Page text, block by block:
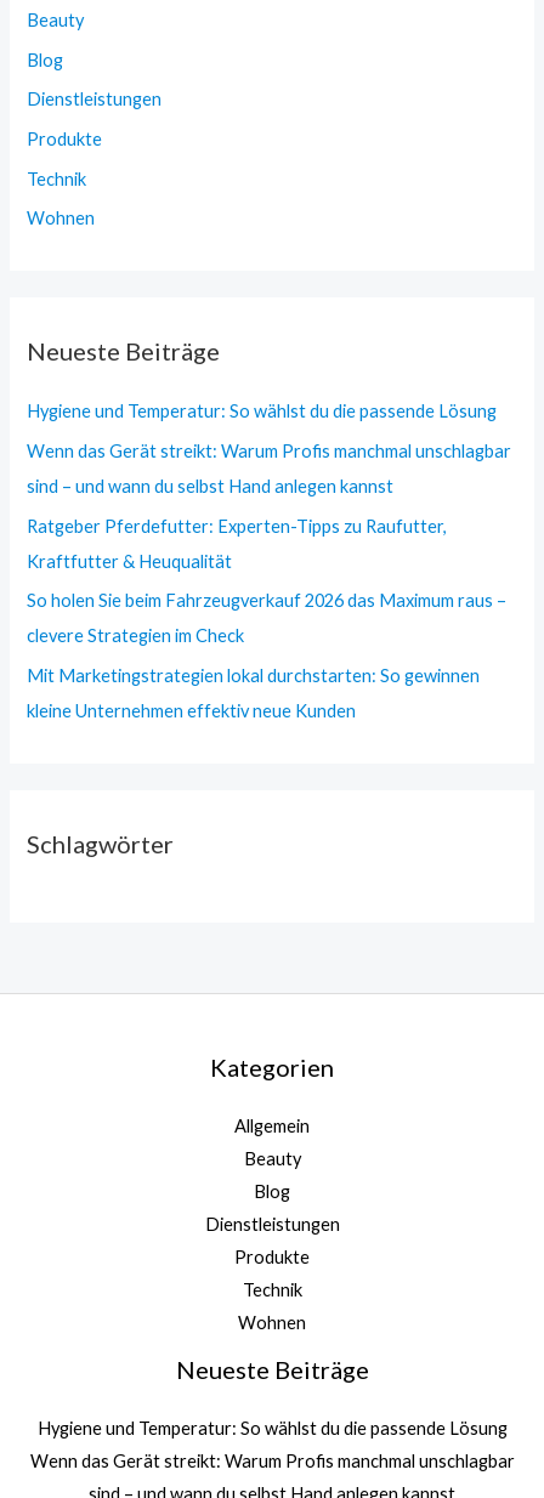
Beauty
Blog
Dienstleistungen
Produkte
Technik
Wohnen
Neueste Beiträge
Hygiene und Temperatur: So wählst du die passende Lösung
Wenn das Gerät streikt: Warum Profis manchmal unschlagbar
sind – und wann du selbst Hand anlegen kannst
Ratgeber Pferdefutter: Experten-Tipps zu Raufutter,
Kraftfutter & Heuqualität
So holen Sie beim Fahrzeugverkauf 2026 das Maximum raus –
clevere Strategien im Check
Mit Marketingstrategien lokal durchstarten: So gewinnen
kleine Unternehmen effektiv neue Kunden
Schlagwörter
Kategorien
Allgemein
Beauty
Blog
Dienstleistungen
Produkte
Technik
Wohnen
Neueste Beiträge
Hygiene und Temperatur: So wählst du die passende Lösung
Wenn das Gerät streikt: Warum Profis manchmal unschlagbar
sind – und wann du selbst Hand anlegen kannst